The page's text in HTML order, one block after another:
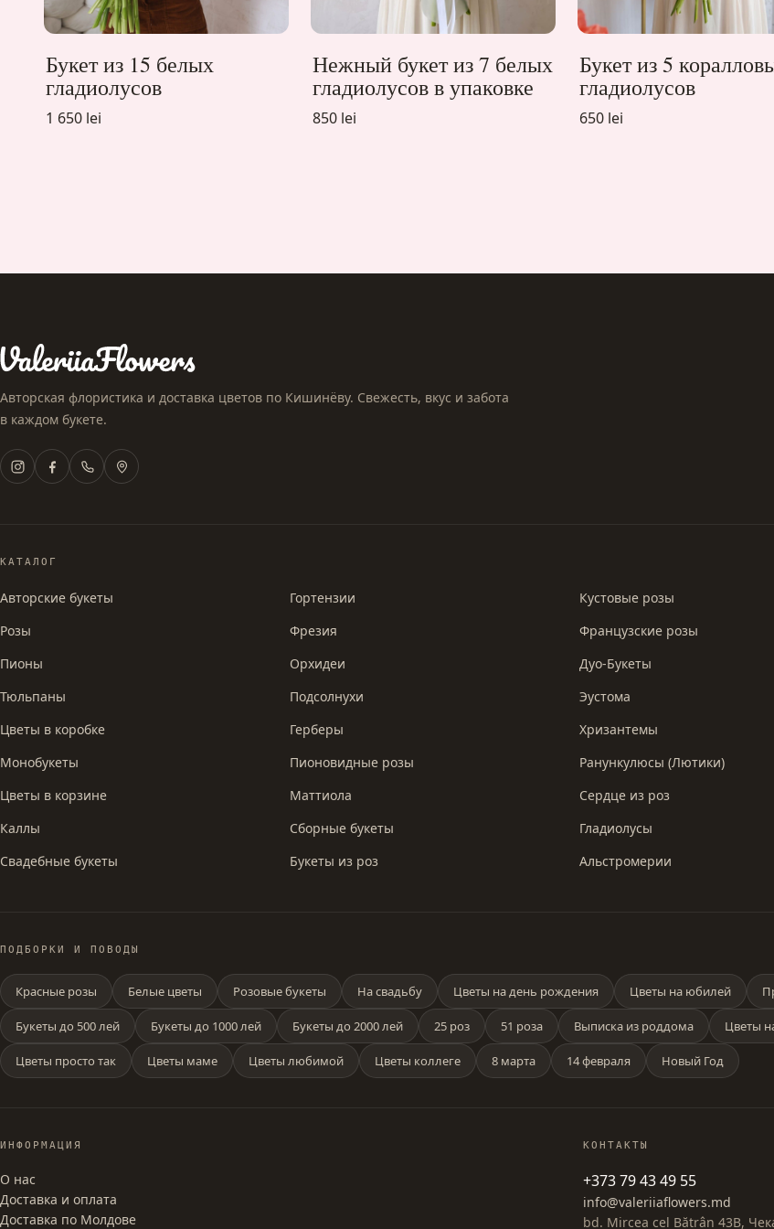
Букет из 15 белых
гладиолусов
1 650 lei
Нежный букет из 7 белых
гладиолусов в упаковке
850 lei
Букет из 5
гладиолусов
650 lei
Авторская флористика и доставка цветов по Кишинёву. Свежесть, вкус и забота
в каждом букете.
КАТАЛОГ
Авторские букеты
Розы
Пионы
Тюльпаны
Цветы в коробке
Монобукеты
Цветы в корзине
Каллы
Свадебные букеты
Гортензии
Фрезия
Орхидеи
Подсолнухи
Герберы
Пионовидные розы
Маттиола
Сборные букеты
Букеты из роз
Кустовые розы
Французские розы
Дуо-Букеты
Эустома
Хризантемы
Ранункулюсы (Лютики)
Сердце из роз
Гладиолусы
Альстромерии
ПОДБОРКИ И ПОВОДЫ
Красные розы Белые цветы Розовые букеты На свадьбу Цветы на день рождения Цветы на юбилей
Букеты до 500 лей Букеты до 1000 лей Букеты до 2000 лей 25 роз 51 роза Выписка из роддома Цветы
Цветы просто так Цветы маме Цветы любимой Цветы коллеге 8 марта 14 февраля Новый Год
ИНФОРМАЦИЯ
О нас
Доставка и оплата
Доставка по Молдове
КОНТАКТЫ
+373 79 43 49 55
info@valeriiaflowers.md
bd. Mircea cel Bătrân 43B,